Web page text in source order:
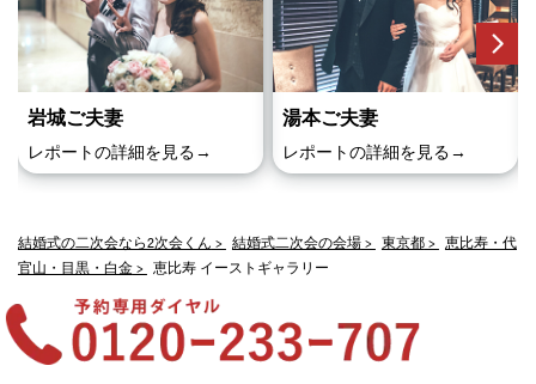
岩城ご夫妻
レポートの詳細を見る→
湯本ご夫妻
レポートの詳細を見る→
結婚式の二次会なら2次会くん 結婚式二次会の会場 東京都
恵比寿・代
官山・目黒・白金
恵比寿 イーストギャラリー